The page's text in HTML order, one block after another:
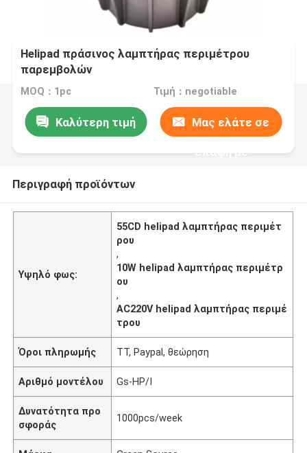
Helipad πράσινος λαμπτήρας περιμέτρου
παρεμβολών
MOQ：1pc Τιμή：negotiable
Καλύτερη τιμή Μας ελάτε σε
επαφή με
Περιγραφή προϊόντων
Υψηλό φως:
55CD helipad λαμπτήρας περιμέτ
ρου
,
10W helipad λαμπτήρας περιμέτρ
ου
,
AC220V helipad λαμπτήρας περιμέ
τρου
Όροι πληρωμής TT, Paypal, θεώρηση
Αριθμό μοντέλου Gs-HP/I
Δυνατότητα προ
σφοράς
1000pcs/week